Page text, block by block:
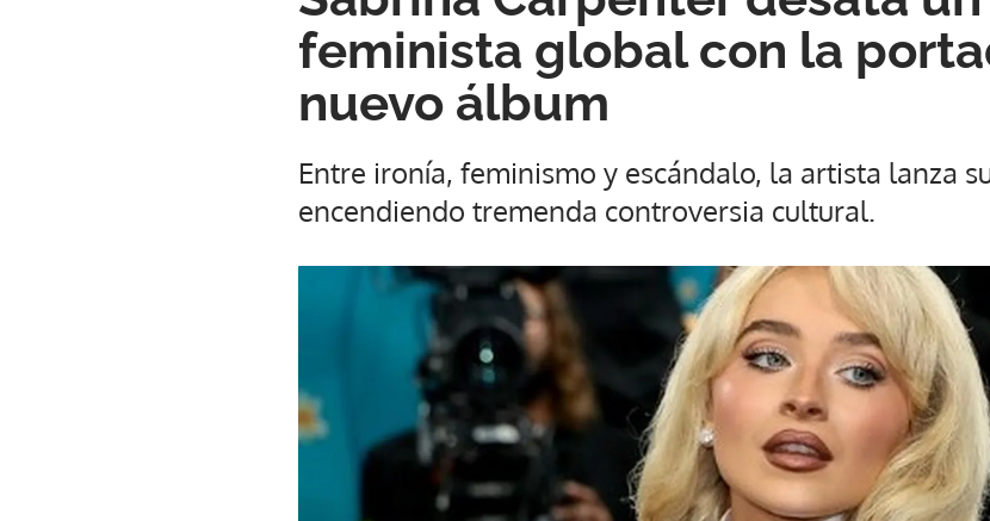
feminista global con la
nuevo álbum
Entre ironía, feminismo y escándalo, la artista lanza
encendiendo tremenda controversia cultural.